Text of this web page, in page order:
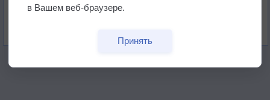
Погода в Екатеринбурге 5 августа
в Вашем веб-браузере.
Принять